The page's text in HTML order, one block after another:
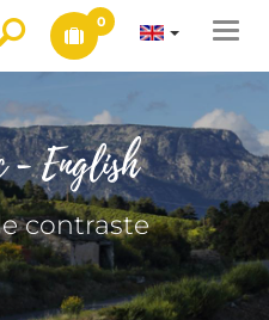
0
- English
contraste